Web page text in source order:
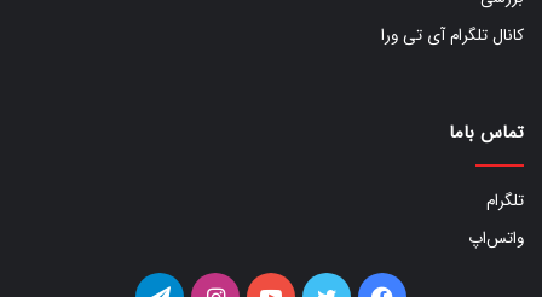
کانال تلگرام آی تی ورا
تماس باما
تلگرام
واتس‌اپ